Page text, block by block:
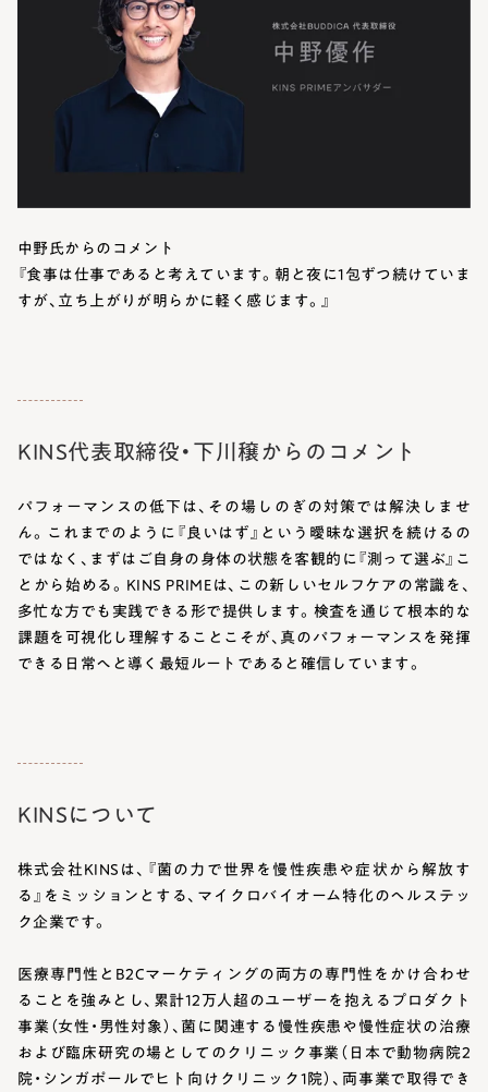
中野氏からのコメント
『食事は仕事であると考えています。朝と夜に1包ずつ続けていま
すが、立ち上がりが明らかに軽く感じます。』
KINS代表取締役・下川穣からのコメント
パフォーマンスの低下は、その場しのぎの対策では解決しませ
ん。これまでのように『良いはず』という曖昧な選択を続けるの
ではなく、まずはご自身の身体の状態を客観的に『測って選ぶ』こ
とから始める。KINS PRIMEは、この新しいセルフケアの常識を、
多忙な方でも実践できる形で提供します。検査を通じて根本的な
課題を可視化し理解することこそが、真のパフォーマンスを発揮
できる日常へと導く最短ルートであると確信しています。
KINSについて
株式会社KINSは、『菌の力で世界を慢性疾患や症状から解放す
る』をミッションとする、マイクロバイオーム特化のヘルステッ
ク企業です。
医療専門性とB2Cマーケティングの両方の専門性をかけ合わせ
ることを強みとし、累計12万人超のユーザーを抱えるプロダクト
事業（女性・男性対象）、菌に関連する慢性疾患や慢性症状の治療
および臨床研究の場としてのクリニック事業（日本で動物病院2
院・シンガポールでヒト向けクリニック1院）、両事業で取得でき